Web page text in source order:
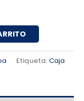
Etiqueta:Caja